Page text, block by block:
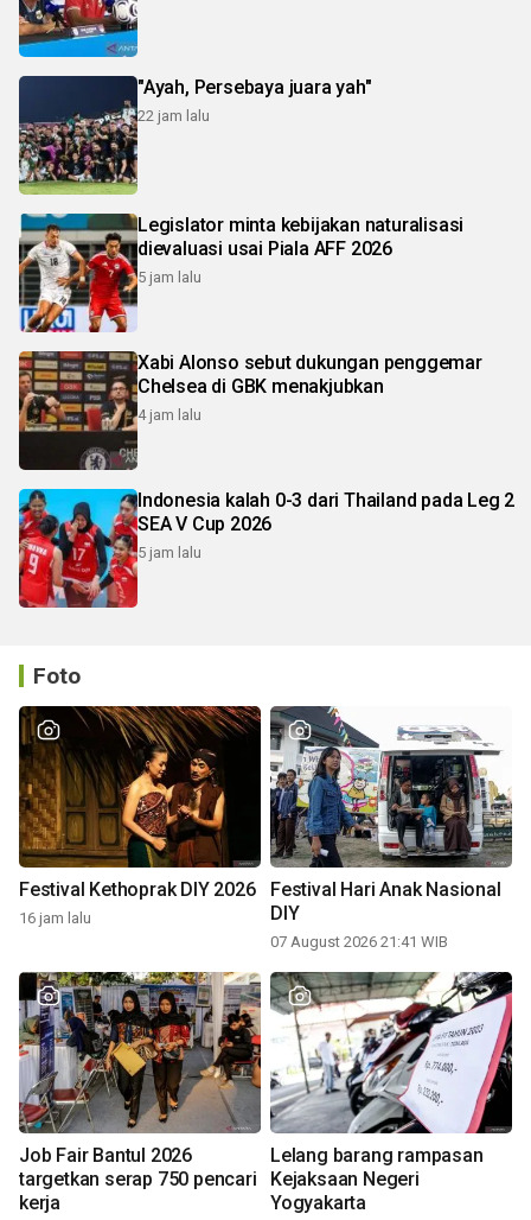
"Ayah, Persebaya juara yah"
22 jam lalu
Legislator minta kebijakan naturalisasi
dievaluasi usai Piala AFF 2026
5 jam lalu
Xabi Alonso sebut dukungan penggemar
Chelsea di GBK menakjubkan
4 jam lalu
Indonesia kalah 0-3 dari Thailand pada Leg 2
SEA V Cup 2026
5 jam lalu
Foto
Festival Kethoprak DIY 2026
16 jam lalu
Festival Hari Anak Nasional
DIY
07 August 2026 21:41 WIB
Job Fair Bantul 2026
targetkan serap 750 pencari
kerja
Lelang barang rampasan
Kejaksaan Negeri
Yogyakarta